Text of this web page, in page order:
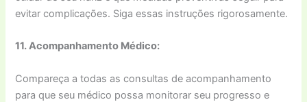
evitar complicações. Siga essas instruções rigorosamente.
11. Acompanhamento Médico:
Compareça a todas as consultas de acompanhamento
para que seu médico possa monitorar seu progresso e